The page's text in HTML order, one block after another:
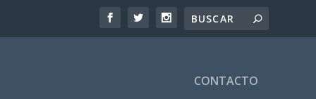
CONTACTO